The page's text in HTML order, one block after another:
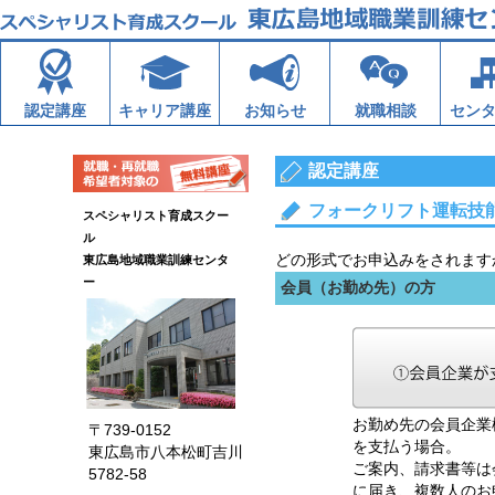
認定講座 キャリア講座 お知らせ 就職相談 セン
認定講座
フォークリフト運転技
どの形式でお申込みをされま
会員（お勤め先）の方
お勤め先の会員企
を支払う場合。
ご案内、請求書等
に届き、複数人の
スペシャリスト育成スクー
ル
東広島地域職業訓練センタ
ー
〒739-0152
東広島市八本松町吉川
5782-58